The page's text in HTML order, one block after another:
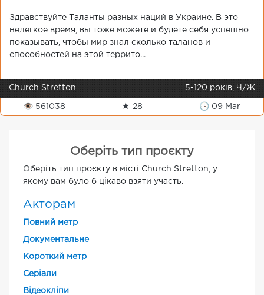
Здравствуйте Таланты разных наций в Украине. В это
нелегкое время, вы тоже можете и будете себя успешно
показывать, чтобы мир знал сколько таланов и
способностей на этой террито...
Church Stretton 5-120 років, Ч/Ж
👁 561038 ★ 28 🕒 09 Mar
Оберіть тип проєкту
Оберіть тип проєкту в місті Church Stretton, у
якому вам було б цікаво взяти участь.
Акторам
Повний метр
Документальне
Короткий метр
Cеріали
Відеокліпи